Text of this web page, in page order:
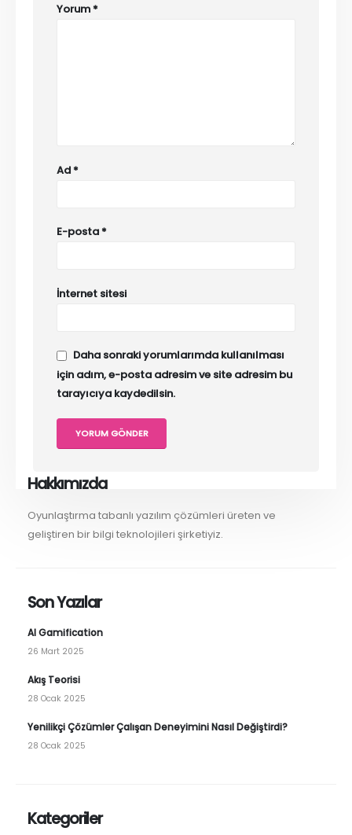
Yorum *
Ad *
E-posta *
İnternet sitesi
Daha sonraki yorumlarımda kullanılması
için adım, e-posta adresim ve site adresim bu
tarayıcıya kaydedilsin.
Hakkımızda
Oyunlaştırma tabanlı yazılım çözümleri üreten ve
geliştiren bir bilgi teknolojileri şirketiyiz.
Son Yazılar
AI Gamification
26 Mart 2025
Akış Teorisi
28 Ocak 2025
Yenilikçi Çözümler Çalışan Deneyimini Nasıl Değiştirdi?
28 Ocak 2025
Kategoriler